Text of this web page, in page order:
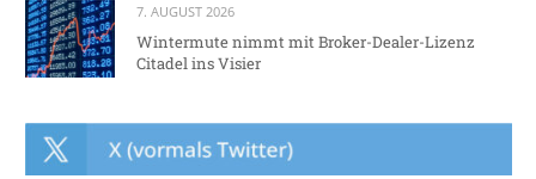
7. AUGUST 2026
Wintermute nimmt mit Broker-Dealer-Lizenz
Citadel ins Visier